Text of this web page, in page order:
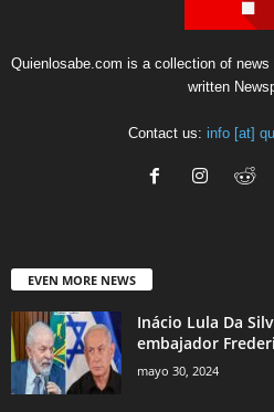
Quienlosabe.com is a collection of
written
Contact us: info [at]
EVEN MORE NEWS
Inácio Lula Da
embajador
mayo 30, 2024